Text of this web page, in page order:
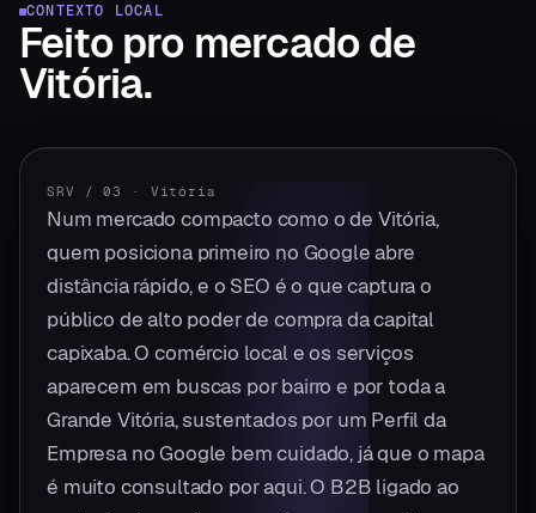
CONTEXTO LOCAL
Feito pro mercadode
Vitória.
SRV / 03 · Vitória
Num mercado compacto como o de Vitória,
quem posiciona primeiro no Google abre
distância rápido, e o SEO é o que captura o
público de alto poder de compra da capital
capixaba. O comércio local e os serviços
aparecem em buscas por bairro e por toda a
Grande Vitória, sustentados por um Perfil da
Empresa no Google bem cuidado, já que o mapa
é muito consultado por aqui. O B2B ligado ao